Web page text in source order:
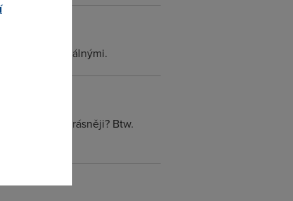
stává reálnými.
vychází krásněji? Btw.